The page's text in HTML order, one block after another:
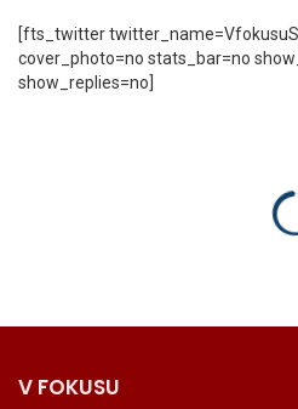
[fts_twitter
cover_photo=no stats_bar=no
show_replies=no]
V FOKUSU